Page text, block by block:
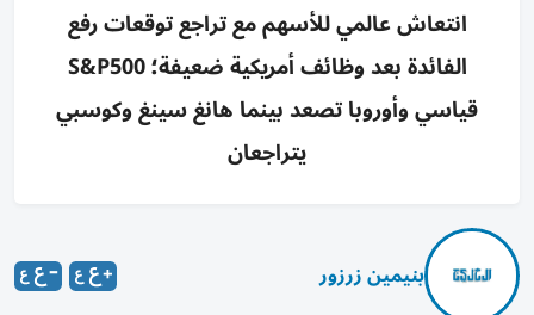
انتعاش عالمي للأسهم مع تراجع توقعات رفع
الفائدة بعد وظائف أمريكية ضعيفة؛ S&P500
قياسي وأوروبا تصعد بينما هانغ سينغ وكوسبي
يتراجعان
بنيمين زرزور